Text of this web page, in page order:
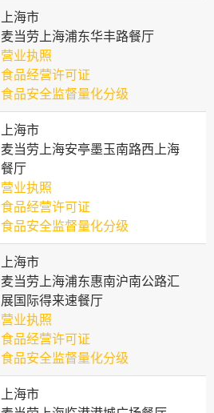
上海市
麦当劳上海浦东华丰路餐厅
营业执照
食品经营许可证
食品安全监督量化分级
上海市
麦当劳上海安亭墨玉南路西上海
餐厅
营业执照
食品经营许可证
食品安全监督量化分级
上海市
麦当劳上海浦东惠南沪南公路汇
展国际得来速餐厅
营业执照
食品经营许可证
食品安全监督量化分级
上海市